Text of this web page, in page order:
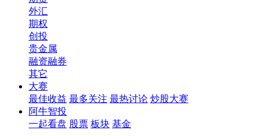
外汇
期权
创投
贵金属
融资融券
其它
大赛
最佳收益 最多关注 最热讨论 炒股大赛
阿牛智投
一起看盘 股票 板块 基金